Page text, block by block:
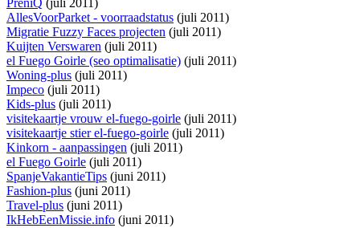
PreniQ (juli 2011)
AllesVoorParket - voorraadstatus (juli 2011)
Migratie Fuzzy Faces projecten (juli 2011)
Kuijten Verswaren (juli 2011)
el Fuego Goirle (seo optimalisatie) (juli 2011)
Woning-plus (juli 2011)
Impeco (juli 2011)
Kids-plus (juli 2011)
visitekaartje vrouw el-fuego-goirle (juli 2011)
visitekaartje stier el-fuego-goirle (juli 2011)
Kinkorn - aanpassingen (juli 2011)
el Fuego Goirle (juli 2011)
SpanjeVakantieTips (juni 2011)
Fashion-plus (juni 2011)
Travel-plus (juni 2011)
IkHebEenMissie.info (juni 2011)